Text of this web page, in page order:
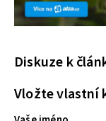
Diskuze k
Vložte vlastní